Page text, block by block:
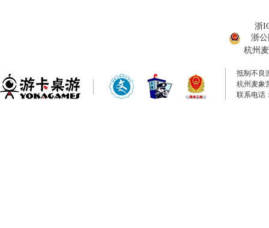
浙
浙公
杭州
抵制不良
杭州麦象
联系电话